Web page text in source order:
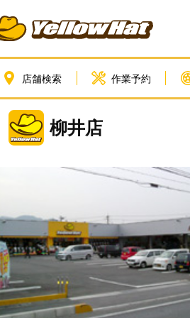
店舗検索 作業予約
柳井店